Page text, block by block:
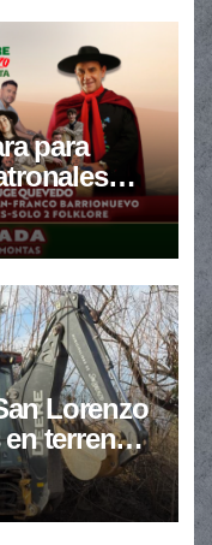
para
Doma y
Lorenzo
terrenos